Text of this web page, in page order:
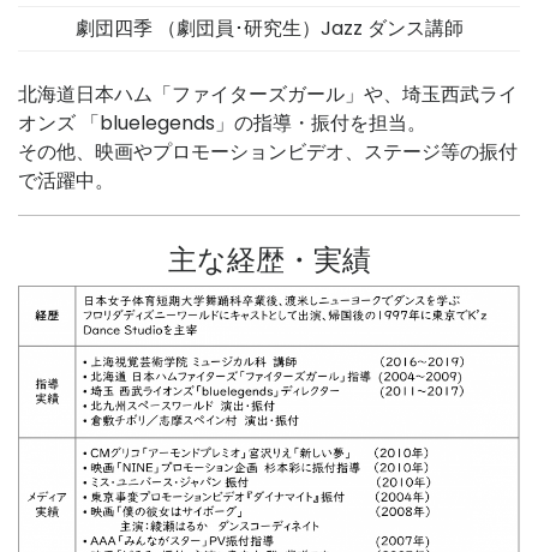
劇団四季 （劇団員･研究生）Jazz ダンス講師
北海道日本ハム「ファイターズガール」や、埼玉西武ライ
オンズ 「bluelegends」の指導・振付を担当。
その他、映画やプロモーションビデオ、ステージ等の振付
で活躍中。
主な経歴・実績